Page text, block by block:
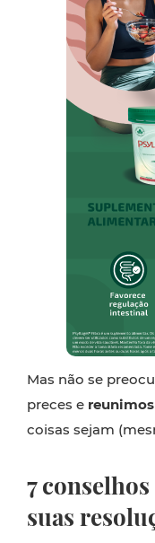
Mas não se
preces e
coisas sejam
7
suas